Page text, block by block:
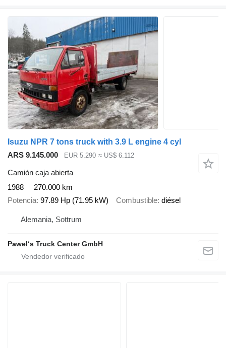
Isuzu NPR 7 tons truck with 3.9 L engine 4 cyl
ARS 9.145.000
EUR 5.290 ≈ US$ 6.112
Camión caja abierta
1988
270.000 km
Potencia 97.89 Hp (71.95 kW) Combustible diésel
Alemania, Sottrum
Pawel‘s Truck Center GmbH